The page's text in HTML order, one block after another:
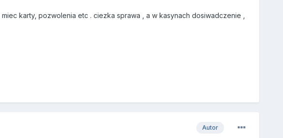
karty, pozwolenia etc . ciezka sprawa , a w kasynach dosiwadczenie ,
Autor